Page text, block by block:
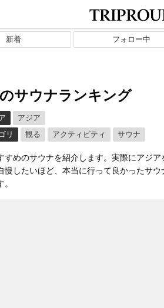
新着 フォロー中
サウナランキング
アジア
リ
観る アクティビティ サウナ
すめのサウナを紹介します。実際にアジ
慢したいほど、本当に行って良かったサ